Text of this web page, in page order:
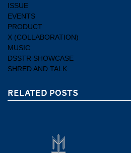
ISSUE
EVENTS
PRODUCT
X (COLLABORATION)
MUSIC
DSSTR SHOWCASE
SHRED AND TALK
RELATED POSTS